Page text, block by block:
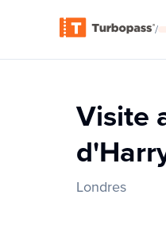
/
Visite
Londres